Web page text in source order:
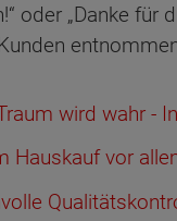
oder „Danke für
wird wahr -
Hauskauf vor